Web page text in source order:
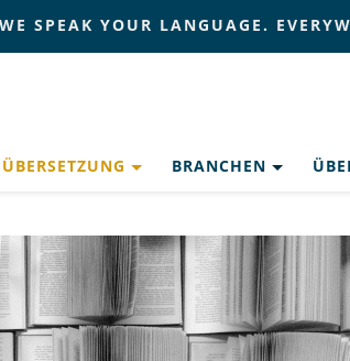
WE SPEAK YOUR LANGUAGE.
ÜBERSETZUNG BRANCHEN